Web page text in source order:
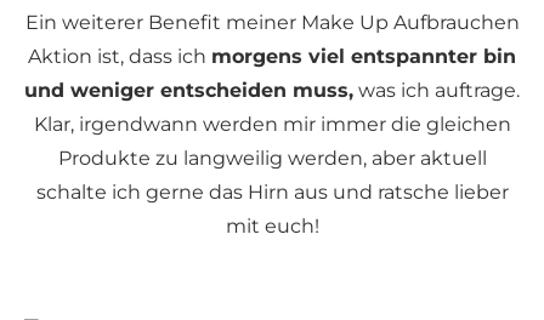
Ein weiterer Benefit meiner Make Up Aufbrauchen
Aktion ist, dass ich morgens viel entspannter bin
und weniger entscheiden muss, was ich auftrage.
Klar, irgendwann werden mir immer die gleichen
Produkte zu langweilig werden, aber aktuell
schalte ich gerne das Hirn aus und ratsche lieber
mit euch!